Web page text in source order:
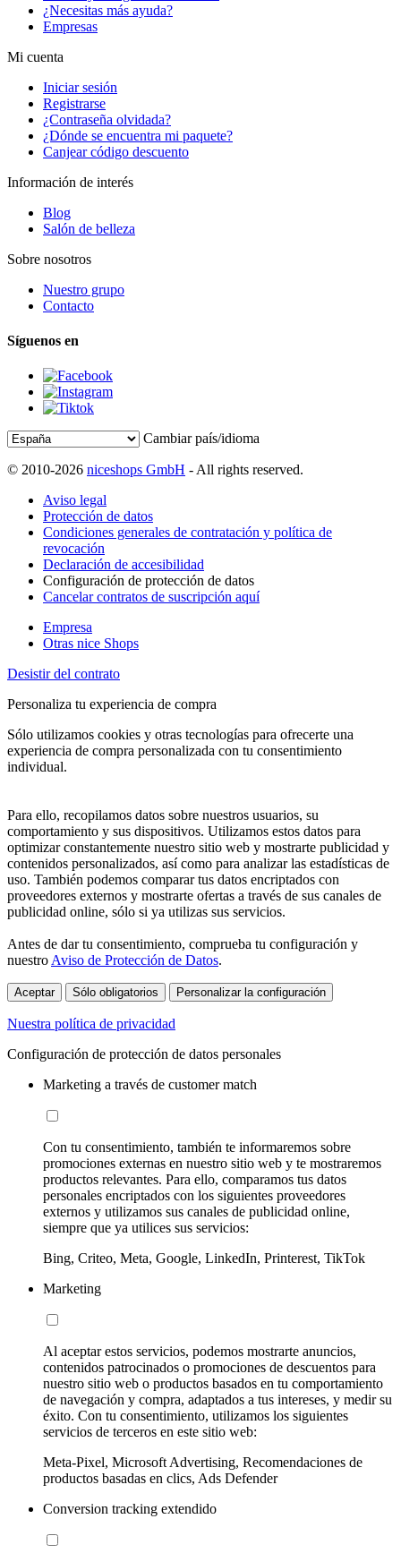
¿Necesitas más ayuda?
Empresas
Mi cuenta
Iniciar sesión
Registrarse
¿Contraseña olvidada?
¿Dónde se encuentra mi paquete?
Canjear código descuento
Información de interés
Blog
Salón de belleza
Sobre nosotros
Nuestro grupo
Contacto
Síguenos en
Cambiar país/idioma
© 2010-2026 niceshops GmbH - All rights reserved.
Aviso legal
Protección de datos
Condiciones generales de contratación y política de
revocación
Declaración de accesibilidad
Configuración de protección de datos
Cancelar contratos de suscripción aquí
Empresa
Otras nice Shops
Desistir del contrato
Personaliza tu experiencia de compra
Sólo utilizamos cookies y otras tecnologías para ofrecerte una
experiencia de compra personalizada con tu consentimiento
individual.
Para ello, recopilamos datos sobre nuestros usuarios, su
comportamiento y sus dispositivos. Utilizamos estos datos para
optimizar constantemente nuestro sitio web y mostrarte publicidad y
contenidos personalizados, así como para analizar las estadísticas de
uso. También podemos comparar tus datos encriptados con
proveedores externos y mostrarte ofertas a través de sus canales de
publicidad online, sólo si ya utilizas sus servicios.
Antes de dar tu consentimiento, comprueba tu configuración y
nuestroAviso de Protección de Datos.
Aceptar Sólo obligatorios Personalizar la configuración
Nuestra política de privacidad
Configuración de protección de datos personales
Marketing a través de customer match
Con tu consentimiento, también te informaremos sobre
promociones externas en nuestro sitio web y te mostraremos
productos relevantes. Para ello, comparamos tus datos
personales encriptados con los siguientes proveedores
externos y utilizamos sus canales de publicidad online,
siempre que ya utilices sus servicios:
Bing, Criteo, Meta, Google, LinkedIn, Printerest, TikTok
Marketing
Al aceptar estos servicios, podemos mostrarte anuncios,
contenidos patrocinados o promociones de descuentos para
nuestro sitio web o productos basados en tu comportamiento
de navegación y compra, adaptados a tus intereses, y medir su
éxito. Con tu consentimiento, utilizamos los siguientes
servicios de terceros en este sitio web:
Meta-Pixel, Microsoft Advertising, Recomendaciones de
productos basadas en clics, Ads Defender
Conversion tracking extendido